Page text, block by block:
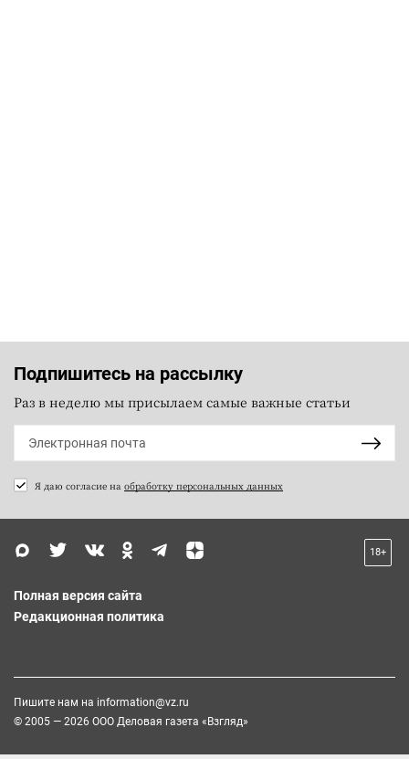
Подпишитесь на рассылку
Раз в неделю мы присылаем самые важные статьи
Я даю согласие на обработку персональных данных
18+
Полная версия сайта
Редакционная политика
Пишите нам на information@vz.ru
© 2005 — 2026 ООО Деловая газета «Взгляд»